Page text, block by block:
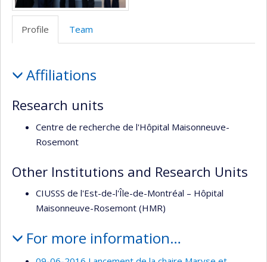
Profile Team
Affiliations
Research units
Centre de recherche de l'Hôpital Maisonneuve-
Rosemont
Other Institutions and Research Units
CIUSSS de l'Est-de-l'Île-de-Montréal – Hôpital
Maisonneuve-Rosemont (HMR)
For more information…